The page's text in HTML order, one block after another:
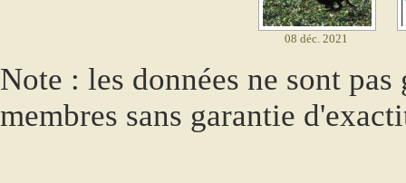
08 déc. 2021
Note : les données ne sont
membres sans garantie